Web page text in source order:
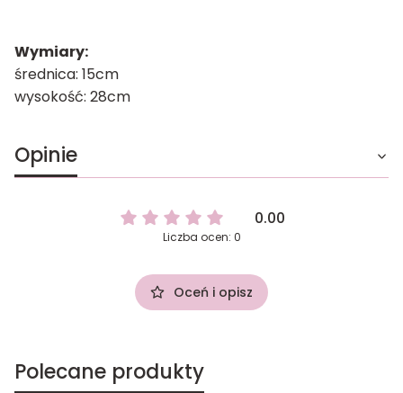
Wymiary:
średnica: 15cm
wysokość: 28cm
Opinie
0.00
Liczba ocen: 0
Oceń i opisz
Polecane produkty